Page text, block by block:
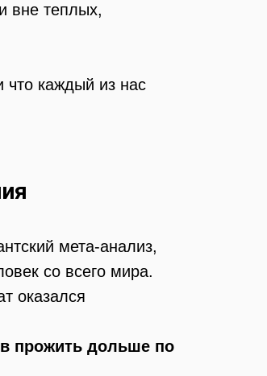
вне теплых,
что каждый из нас
мета-анализ,
со всего мира.
оказался
прожить дольше по